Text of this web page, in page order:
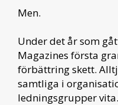
Men.
Under det år som
Magazines första
förbättring skett.
samtliga i
ledningsgrupper vita.